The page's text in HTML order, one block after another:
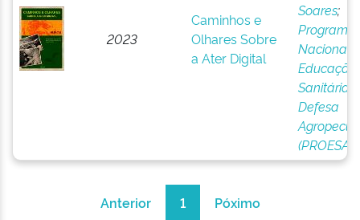
2023
Caminhos e
Olhares Sobre
a Ater Digital
Soares;
Programa
Nacional
Educação
Sanitária
Defesa
(PROESA)
Anterior 1 Póximo